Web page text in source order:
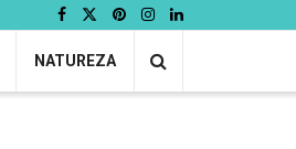
NATUREZA